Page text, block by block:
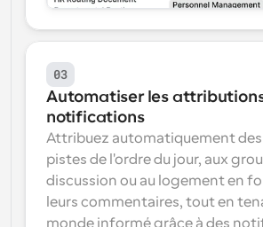
03
Automatiser les
notifications
Attribuez automatiquement des
pistes de l'ordre du jour, aux
discussion ou au logement en
leurs commentaires, tout en
monde informé grâce à des